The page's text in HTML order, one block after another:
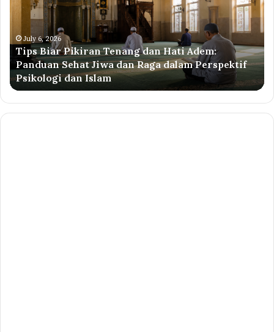
dan
Adem:
Panduan
Sehat
Jiwa
dan
Raga
dalam
July 6, 2026
Tips Biar Pikiran Tenang dan Hati Adem:
Panduan Sehat Jiwa dan Raga dalam Perspektif
Psikologi dan Islam
ke